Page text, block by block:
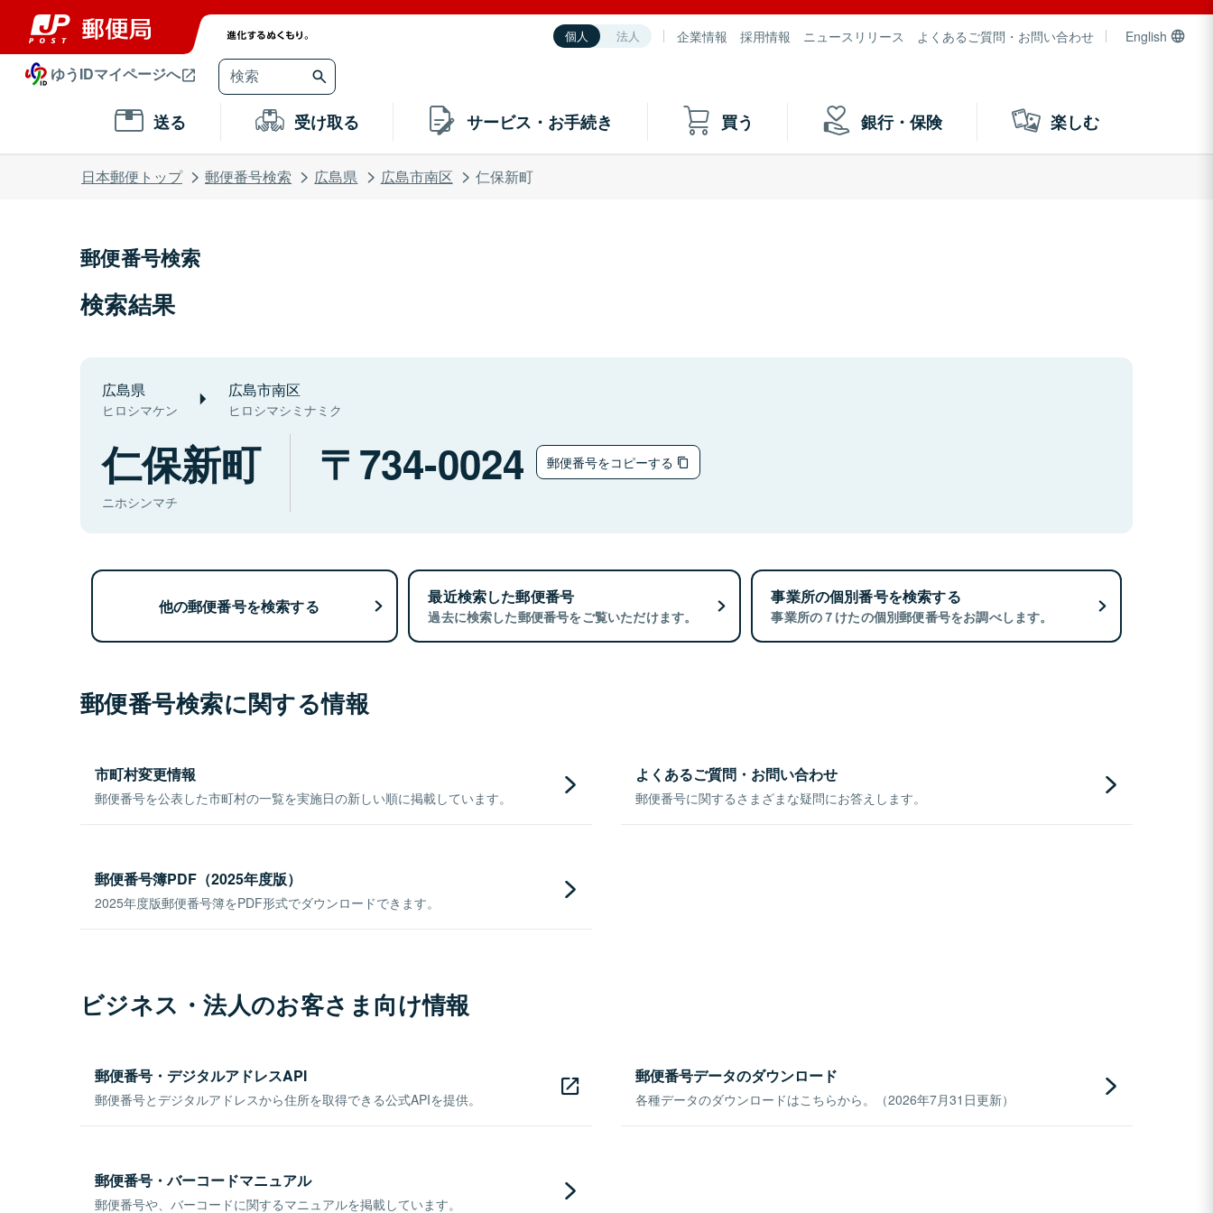
個人 法人 企業情報 採用情報 ニュースリリース よくあるご質問・お問い合わせ English
ゆうIDマイページへ
送る 受け取る サービス・お手続き 買う 銀行・保険 楽しむ
日本郵便トップ 郵便番号検索 広島県 広島市南区 仁保新町
郵便番号検索
検索結果
広島県
ヒロシマケン
広島市南区
ヒロシマシミナミク
仁保新町
ニホシンマチ
734-0024 郵便番号をコピーする
他の郵便番号を検索する 最近検索した郵便番号
過去に検索した郵便番号をご覧いただけます。
事業所の個別番号を検索する
事業所の７けたの個別郵便番号をお調べします。
郵便番号検索に関する情報
市町村変更情報
郵便番号を公表した市町村の一覧を実施日の新しい順に掲載しています。
よくあるご質問・お問い合わせ
郵便番号に関するさまざまな疑問にお答えします。
郵便番号簿PDF（2025年度版）
2025年度版郵便番号簿をPDF形式でダウンロードできます。
ビジネス・法人のお客さま向け情報
郵便番号・デジタルアドレスAPI
郵便番号とデジタルアドレスから住所を取得できる公式APIを提供。
郵便番号データのダウンロード
各種データのダウンロードはこちらから。（2026年7月31日更新）
郵便番号・バーコードマニュアル
郵便番号や、バーコードに関するマニュアルを掲載しています。